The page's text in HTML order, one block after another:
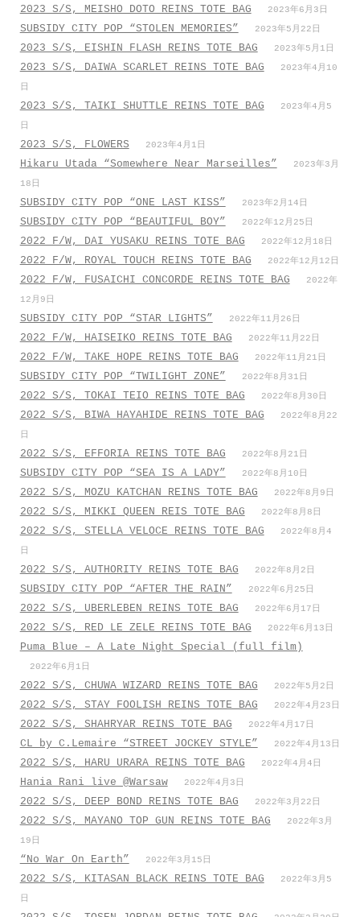
2023 S/S, MEISHO DOTO REINS TOTE BAG 2023年6月3日
SUBSIDY CITY POP “STOLEN MEMORIES” 2023年5月22日
2023 S/S, EISHIN FLASH REINS TOTE BAG 2023年5月1日
2023 S/S, DAIWA SCARLET REINS TOTE BAG
2023年4月10
日
2023 S/S, TAIKI SHUTTLE REINS TOTE BAG
2023年4月5
日
2023 S/S, FLOWERS 2023年4月1日
Hikaru Utada “Somewhere Near Marseilles”
2023年3月
18日
SUBSIDY CITY POP “ONE LAST KISS” 2023年2月14日
SUBSIDY CITY POP “BEAUTIFUL BOY” 2022年12月25日
2022 F/W, DAI YUSAKU REINS TOTE BAG 2022年12月18日
2022 F/W, ROYAL TOUCH REINS TOTE BAG 2022年12月12日
2022 F/W, FUSAICHI CONCORDE REINS TOTE BAG
2022年
12月9日
SUBSIDY CITY POP “STAR LIGHTS” 2022年11月26日
2022 F/W, HAISEIKO REINS TOTE BAG 2022年11月22日
2022 F/W, TAKE HOPE REINS TOTE BAG 2022年11月21日
SUBSIDY CITY POP “TWILIGHT ZONE” 2022年8月31日
2022 S/S, TOKAI TEIO REINS TOTE BAG 2022年8月30日
2022 S/S, BIWA HAYAHIDE REINS TOTE BAG
2022年8月22
日
2022 S/S, EFFORIA REINS TOTE BAG 2022年8月21日
SUBSIDY CITY POP “SEA IS A LADY” 2022年8月10日
2022 S/S, MOZU KATCHAN REINS TOTE BAG 2022年8月9日
2022 S/S, MIKKI QUEEN REIS TOTE BAG 2022年8月8日
2022 S/S, STELLA VELOCE REINS TOTE BAG
2022年8月4
日
2022 S/S, AUTHORITY REINS TOTE BAG 2022年8月2日
SUBSIDY CITY POP “AFTER THE RAIN” 2022年6月25日
2022 S/S, UBERLEBEN REINS TOTE BAG 2022年6月17日
2022 S/S, RED LE ZELE REINS TOTE BAG 2022年6月13日
Puma Blue – A Late Night Special (full film)
2022年6月1日
2022 S/S, CHUWA WIZARD REINS TOTE BAG 2022年5月2日
2022 S/S, STAY FOOLISH REINS TOTE BAG 2022年4月23日
2022 S/S, SHAHRYAR REINS TOTE BAG 2022年4月17日
CL by C.Lemaire “STREET JOCKEY STYLE” 2022年4月13日
2022 S/S, HARU URARA REINS TOTE BAG 2022年4月4日
Hania Rani live @Warsaw 2022年4月3日
2022 S/S, DEEP BOND REINS TOTE BAG 2022年3月22日
2022 S/S, MAYANO TOP GUN REINS TOTE BAG
2022年3月
19日
“No War On Earth” 2022年3月15日
2022 S/S, KITASAN BLACK REINS TOTE BAG
2022年3月5
日